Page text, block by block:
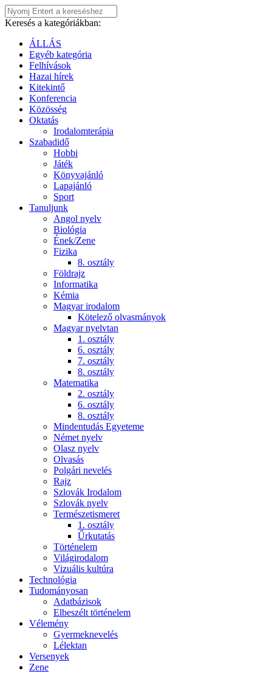
Keresés a kategóriákban:
ÁLLÁS
Egyéb kategória
Felhívások
Hazai hírek
Kitekintő
Konferencia
Közösség
Oktatás
Irodalomterápia
Szabadidő
Hobbi
Játék
Könyvajánló
Lapajánló
Sport
Tanuljunk
Angol nyelv
Biológia
Ének/Zene
Fizika
8. osztály
Földrajz
Informatika
Kémia
Magyar irodalom
Kötelező olvasmányok
Magyar nyelvtan
1. osztály
6. osztály
7. osztály
8. osztály
Matematika
2. osztály
6. osztály
8. osztály
Mindentudás Egyeteme
Német nyelv
Olasz nyelv
Olvasás
Polgári nevelés
Rajz
Szlovák Irodalom
Szlovák nyelv
Természetismeret
1. osztály
Űrkutatás
Történelem
Világirodalom
Vizuális kultúra
Technológia
Tudományosan
Adatbázisok
Elbeszélt történelem
Vélemény
Gyermeknevelés
Lélektan
Versenyek
Zene